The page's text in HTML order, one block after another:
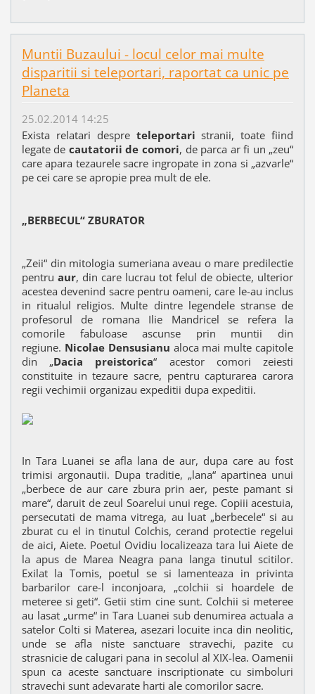
Muntii Buzaului - locul celor mai multe
disparitii si teleportari, raportat ca unic pe
Planeta
25.02.2014 14:25
Exista relatari despre teleportaristranii, toate fiind
legate de cautatorii de comori, de parca ar fi un „zeu“
care apara tezaurele sacre ingropate in zona si „azvarle“
pe cei care se apropie prea mult de ele.
„BERBECUL“ ZBURATOR
„Zeii“ din mitologia sumeriana aveau o mare predilectie
pentru aur, din care lucrau tot felul de obiecte, ulterior
acestea devenind sacre pentru oameni, care le-au inclus
in ritualul religios. Multe dintre legendele stranse de
profesorul de romana Ilie Mandricel se refera la
comorile fabuloase ascunse prin muntii din
regiune. Nicolae Densusianu aloca mai multe capitole
din „Dacia preistorica“ acestor comori zeiesti
constituite in tezaure sacre, pentru capturarea carora
regii vechimii organizau expeditii dupa expeditii.
In Tara Luanei se afla lana de aur, dupa care au fost
trimisi argonautii. Dupa traditie, „lana“ apartinea unui
„berbece de aur care zbura prin aer, peste pamant si
mare“, daruit de zeul Soarelui unui rege. Copiii acestuia,
persecutati de mama vitrega, au luat „berbecele“ si au
zburat cu el in tinutul Colchis, cerand protectie regelui
de aici, Aiete. Poetul Ovidiu localizeaza tara lui Aiete de
la apus de Marea Neagra pana langa tinutul scitilor.
Exilat la Tomis, poetul se si lamenteaza in privinta
barbarilor care-l inconjoara, „colchii si hoardele de
meteree si geti“. Getii stim cine sunt. Colchii si meteree
au lasat „urme“ in Tara Luanei sub denumirea actuala a
satelor Colti si Materea, asezari locuite inca din neolitic,
unde se afla niste sanctuare stravechi, pazite cu
strasnicie de calugari pana in secolul al XIX-lea. Oamenii
spun ca aceste sanctuare inscriptionate cu simboluri
stravechi sunt adevarate harti ale comorilor sacre.